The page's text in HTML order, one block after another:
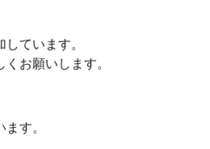
ています。
お願いします。
す。